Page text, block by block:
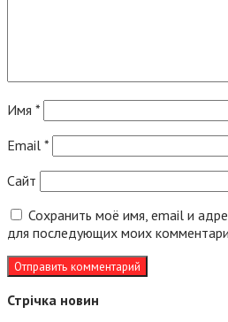
Имя *
Email *
Сайт
Сохранить моё имя, email и
для последующих моих
Стрічка новин